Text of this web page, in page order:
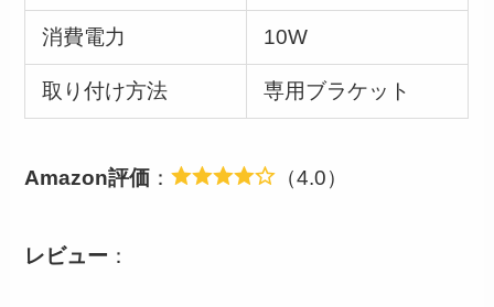
消費電力 10W
取り付け方法 専用ブラケット
Amazon評価 ： （4.0）
レビュー ：